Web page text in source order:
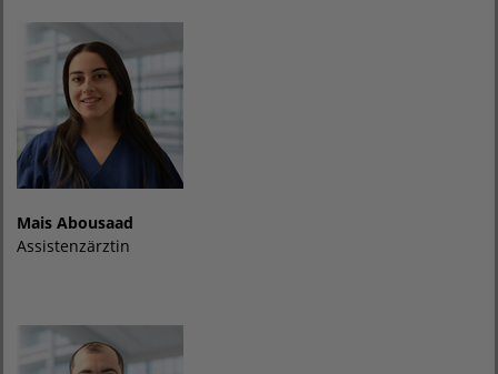
Mais Abousaad
Assistenzärztin